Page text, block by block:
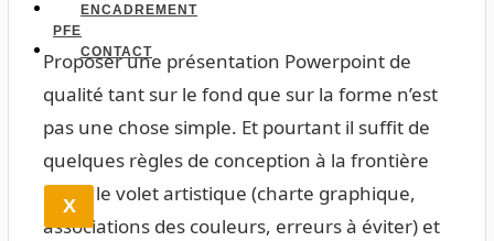
ENCADREMENT
PFE
CONTACT
X
Proposer une présentation Powerpoint de
qualité tant sur le fond que sur la forme n’est
pas une chose simple. Et pourtant il suffit de
quelques règles de conception à la frontière
entre le volet artistique (charte graphique,
associations des couleurs, erreurs à éviter) et